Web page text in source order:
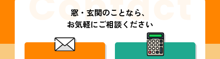
窓・玄関のことなら、
お気軽にご相談ください